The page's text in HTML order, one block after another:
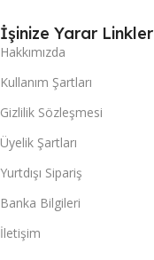
İşinize Yarar Linkler
Hakkımızda
Kullanım Şartları
Gizlilik Sözleşmesi
Üyelik Şartları
Yurtdışı Sipariş
Banka Bilgileri
İletişim